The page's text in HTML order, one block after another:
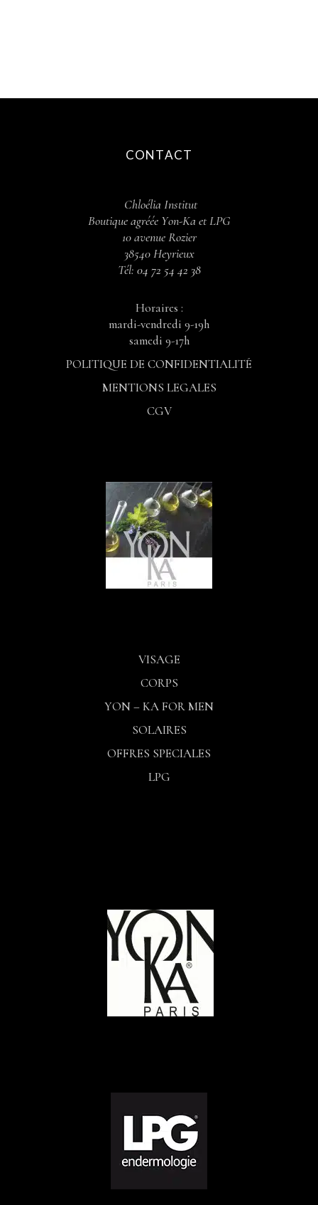
CONTACT
Chloélia Institut
Boutique agréée Yon-Ka et LPG
10 avenue Rozier
38540 Heyrieux
Tél: 04 72 54 42 38
Horaires :
mardi-vendredi 9-19h
samedi 9-17h
POLITIQUE DE CONFIDENTIALITÉ
MENTIONS LEGALES
CGV
VISAGE
CORPS
YON – KA FOR MEN
SOLAIRES
OFFRES SPECIALES
LPG